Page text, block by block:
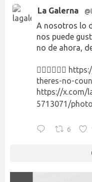
La Galerna
A nosotros lo
nos puede
no de ahora,
👉🏻👉🏻👉🏻
theres-no-
https://x.com/
5713071/
6